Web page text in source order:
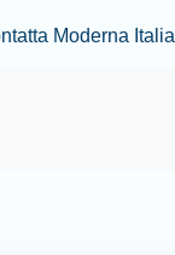
Moderna Italia